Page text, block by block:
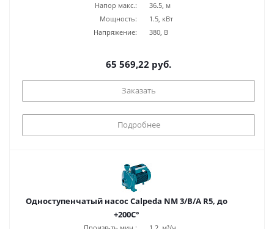
Напор макс.:
36.5, м
Мощность:
1.5, кВт
Напряжение:
380, В
65 569,22 руб.
Заказать
Подробнее
Одноступенчатый насос Calpeda NM 3/B/A R5, до
+200С°